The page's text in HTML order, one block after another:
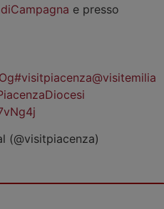
e presso
#visitpiacenza@visitemilia
(@visitpiacenza)